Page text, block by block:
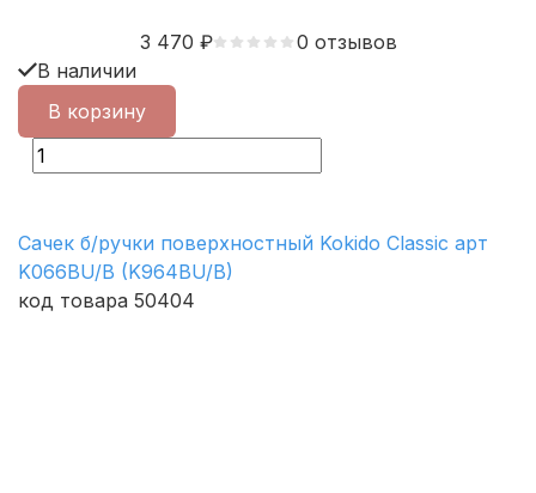
3 470 ₽
0 отзывов
В наличии
В корзину
Сачек б/ручки поверхностный Kokido Classic арт
K066BU/B (K964BU/B)
код товара 50404